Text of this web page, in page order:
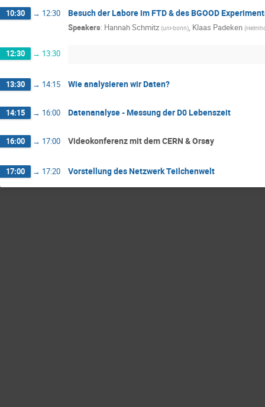
10:30 → 12:30 Besuch der Labore im FTD & des BGOOD
Speakers: Hannah Schmitz (uni-bonn), Klaas Padeken (
12:30 → 13:30
13:30 → 14:15 Wie analysieren wir Daten?
14:15 → 16:00 Datenanalyse - Messung der D0 Lebenszeit
16:00 → 17:00 Videokonferenz mit dem CERN & Orsay
17:00 → 17:20 Vorstellung des Netzwerk Teilchenwelt